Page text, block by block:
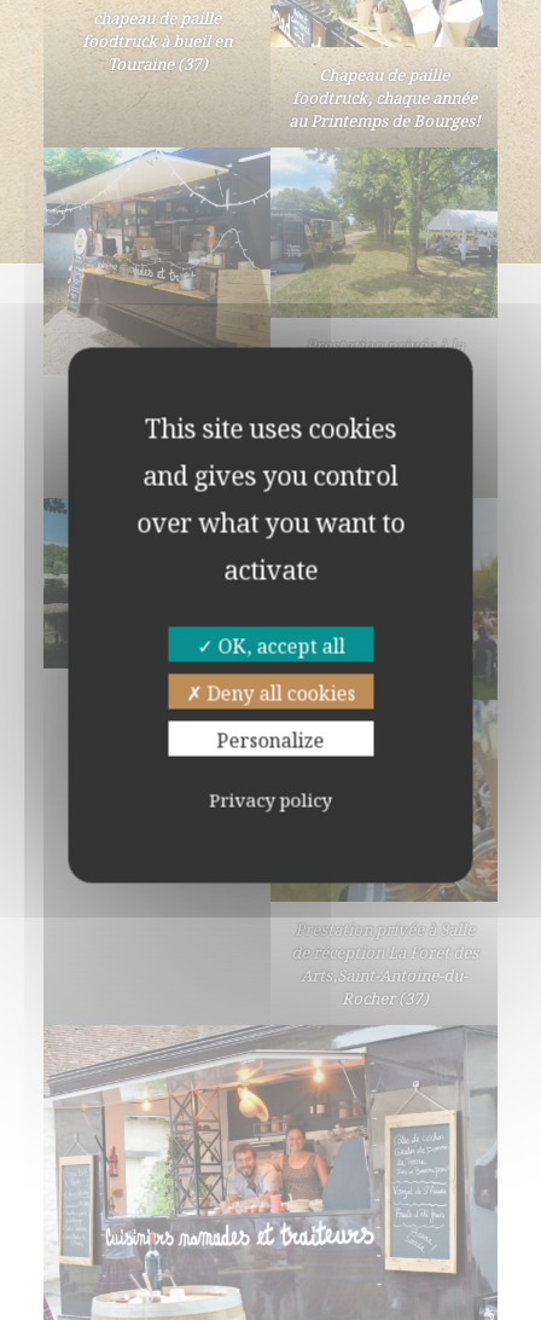
chapeau de paille
foodtruck à bueil en
Touraine (37) Chapeau de paille
foodtruck, chaque année
au Printemps de Bourges!
pour tout types
d’événements en région
centre.
Prestation privée à la
Base aérienne de Tours
Traiteur à l’Abbaye de la
Clarté-dieu (Saint-
Prestation privée à Salle
de réception La Foret des
Arts,Saint-Antoine-du-
Rocher (37)
This site uses cookies
and gives you control
over what you want to
activate
OK, accept all
Deny all cookies
Personalize
Privacy policy